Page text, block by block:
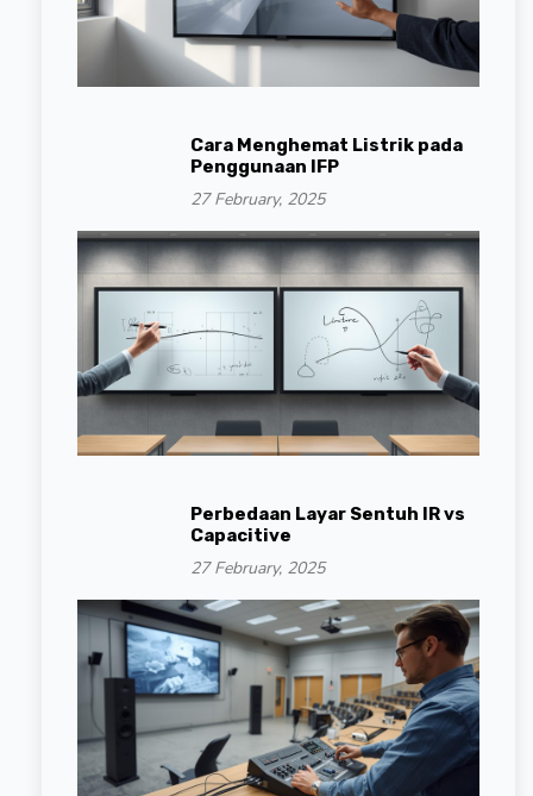
Cara Menghemat Listrik pada
Penggunaan IFP
27 February, 2025
Perbedaan Layar Sentuh IR vs
Capacitive
27 February, 2025